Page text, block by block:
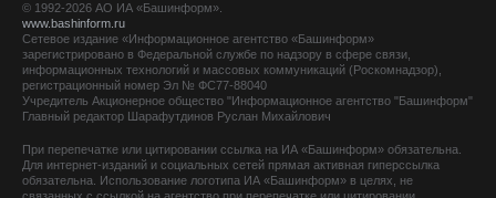
© 1992-2026 АО ИА «Башинформ».
www.bashinform.ru
Сетевое издание «Информационное агентство «Башинформ»
зарегистрировано в Федеральной службе по надзору в сфере связи,
информационных технологий и массовых коммуникаций (Роскомнадзор),
регистрационный номер Эл № ФС77-88040
Учредитель Акционерное общество "Информационное агентство "Башинформ"
Главный редактор Шарафутдинов Руслан Михайлович
При перепечатке или цитировании ссылка на ИА «Башинформ» обязательна.
Для интернет-изданий и социальных сетей прямая активная гиперссылка
обязательна. Использование логотипа ИА «Башинформ» в целях, не